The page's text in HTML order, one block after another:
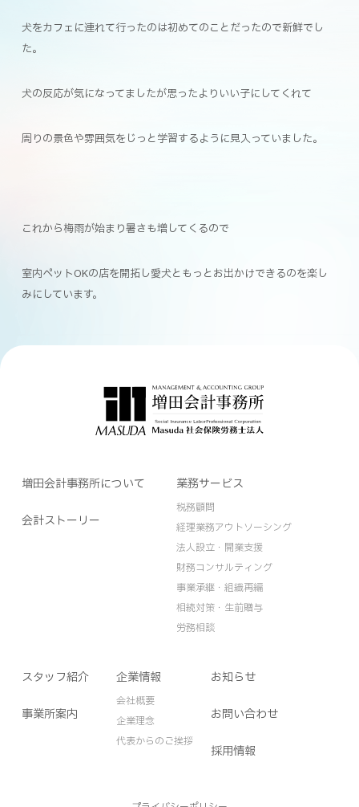
犬をカフェに連れて行ったのは初めてのことだったので新鮮でし
た。
犬の反応が気になってましたが思ったよりいい子にしてくれて
周りの景色や雰囲気をじっと学習するように見入っていました。
これから梅雨が始まり暑さも増してくるので
室内ペットOKの店を開拓し愛犬ともっとお出かけできるのを楽し
みにしています。
増田会計事務所について
会計ストーリー
業務サービス
税務顧問
経理業務アウトソーシング
法人設立・開業支援
財務コンサルティング
事業承継・組織再編
相続対策・生前贈与
労務相談
スタッフ紹介
事業所案内
企業情報
会社概要
企業理念
代表からのご挨拶
お知らせ
お問い合わせ
採用情報